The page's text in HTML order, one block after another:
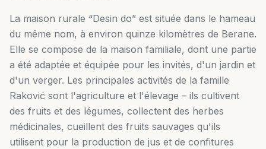
La maison rurale “Desin do” est située dans le hameau
du même nom, à environ quinze kilomètres de Berane.
Elle se compose de la maison familiale, dont une partie
a été adaptée et équipée pour les invités, d'un jardin et
d'un verger. Les principales activités de la famille
Raković sont l'agriculture et l'élevage – ils cultivent
des fruits et des légumes, collectent des herbes
médicinales, cueillent des fruits sauvages qu'ils
utilisent pour la production de jus et de confitures